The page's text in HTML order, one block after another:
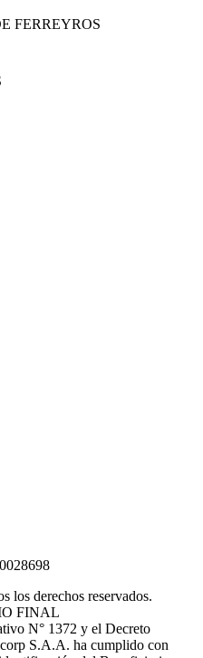
FERREYROS
los derechos reservados.
FINAL
N° 1372 y el Decreto
S.A.A. ha cumplido con